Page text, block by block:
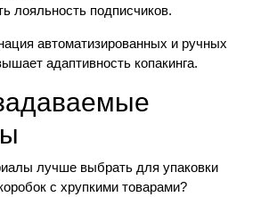
лояльность подписчиков.
автоматизированных и ручных
адаптивность копакинга.
лучше выбрать для упаковки
с хрупкими товарами?